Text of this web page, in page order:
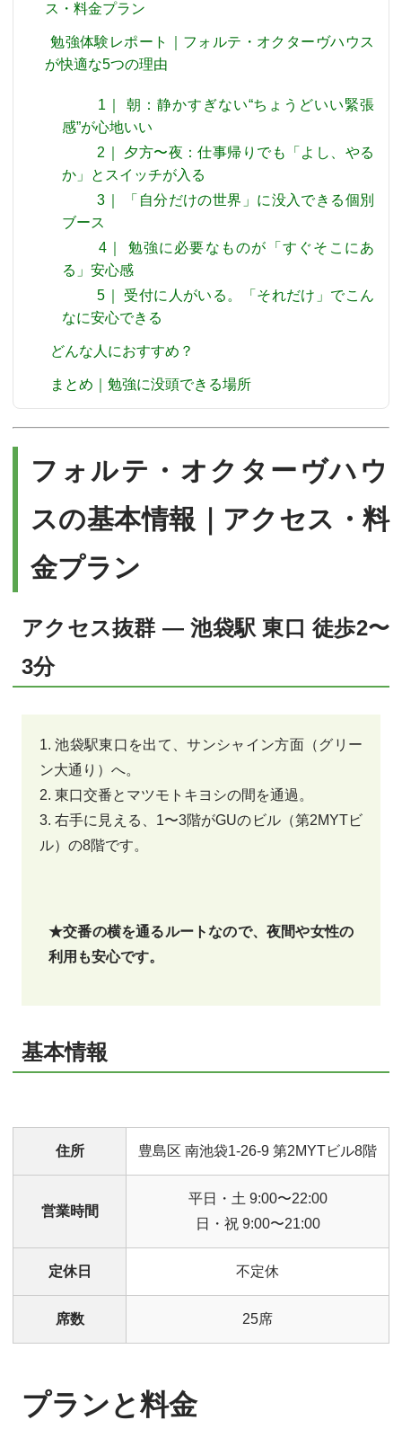
ス・料金プラン
勉強体験レポート｜フォルテ・オクターヴハウス
が快適な5つの理由
1｜ 朝：静かすぎない“ちょうどいい緊張
感”が心地いい
2｜ 夕方〜夜：仕事帰りでも「よし、やる
か」とスイッチが入る
3｜ 「自分だけの世界」に没入できる個別
ブース
4｜ 勉強に必要なものが「すぐそこにあ
る」安心感
5｜ 受付に人がいる。「それだけ」でこん
なに安心できる
どんな人におすすめ？
まとめ｜勉強に没頭できる場所
フォルテ・オクターヴハウ
スの基本情報｜アクセス・料
金プラン
アクセス抜群 ― 池袋駅 東口 徒歩2〜
3分
1. 池袋駅東口を出て、サンシャイン方面（グリー
ン大通り）へ。
2. 東口交番とマツモトキヨシの間を通過。
3. 右手に見える、1〜3階がGUのビル（第2MYTビ
ル）の8階です。
★交番の横を通るルートなので、夜間や女性の
利用も安心です。
基本情報
住所 豊島区 南池袋1-26-9 第2MYTビル8階
営業時間
平日・土 9:00〜22:00
日・祝 9:00〜21:00
定休日 不定休
席数 25席
プランと料金